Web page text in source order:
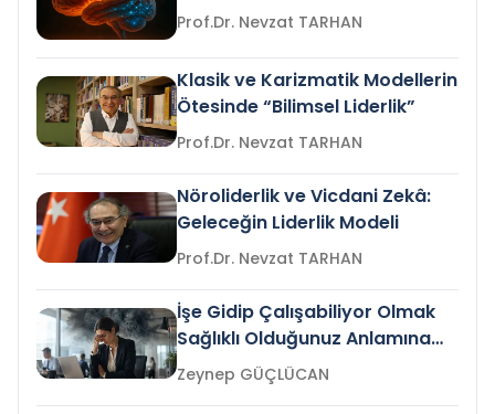
Prof.Dr. Nevzat TARHAN
Klasik ve Karizmatik Modellerin
Ötesinde “Bilimsel Liderlik”
Prof.Dr. Nevzat TARHAN
Nöroliderlik ve Vicdani Zekâ:
Geleceğin Liderlik Modeli
Prof.Dr. Nevzat TARHAN
İşe Gidip Çalışabiliyor Olmak
Sağlıklı Olduğunuz Anlamına
Gelir mi?Zeynep GÜÇLÜCAN